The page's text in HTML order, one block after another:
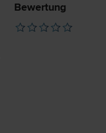
Bewertung